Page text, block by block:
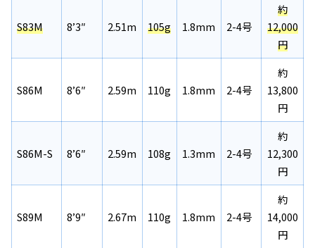
S83M 8’3″ 2.51m 105g 1.8mm 2-4号
約
12,000
円
S86M 8’6″ 2.59m 110g 1.8mm 2-4号
約
13,800
円
S86M-S 8’6″ 2.59m 108g 1.3mm 2-4号
約
12,300
円
S89M 8’9″ 2.67m 110g 1.8mm 2-4号
約
14,000
円